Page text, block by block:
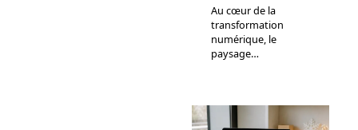
Au cœur de la
transformation
numérique, le
paysage…